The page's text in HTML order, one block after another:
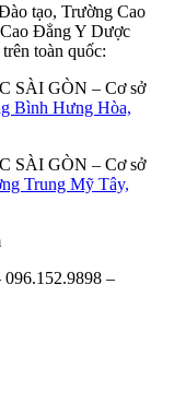
tạo, Trường Cao
Đẳng Y Dược
toàn quốc:
– Cơ sở
Bình Hưng Hòa,
– Cơ sở
Trung Mỹ Tây,
–